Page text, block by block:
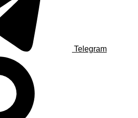
Telegram